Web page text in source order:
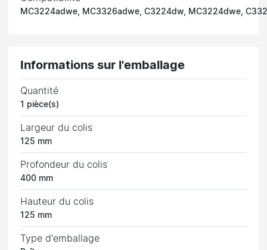
MC3224adwe, MC3326adwe, C3224dw, MC3224dwe,
Informations sur l'emballage
Quantité
1 pièce(s)
Largeur du colis
125 mm
Profondeur du colis
400 mm
Hauteur du colis
125 mm
Type d'emballage